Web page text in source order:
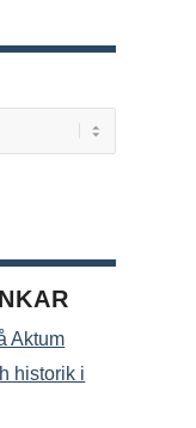
Aktum
historik i